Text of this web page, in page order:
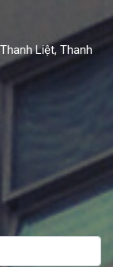
Liệt, Thanh